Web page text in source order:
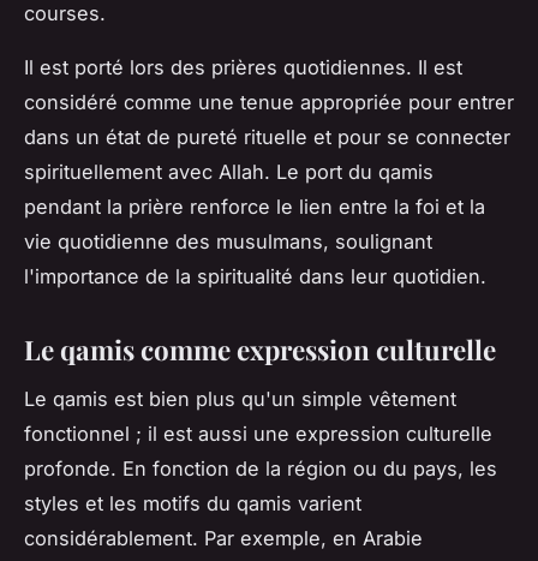
courses.
Il est porté lors des prières quotidiennes. Il est
considéré comme une tenue appropriée pour entrer
dans un état de pureté rituelle et pour se connecter
spirituellement avec Allah. Le port du qamis
pendant la prière renforce le lien entre la foi et la
vie quotidienne des musulmans, soulignant
l'importance de la spiritualité dans leur quotidien.
Le qamis comme expression culturelle
Le qamis est bien plus qu'un simple vêtement
fonctionnel ; il est aussi une expression culturelle
profonde. En fonction de la région ou du pays, les
styles et les motifs du qamis varient
considérablement. Par exemple, en Arabie